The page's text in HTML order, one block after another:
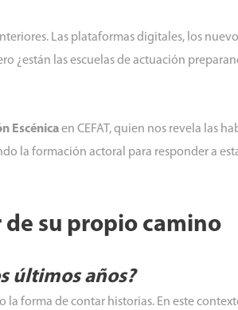
Las plataformas digitales, los
¿están las escuelas de actuación
Escénicaen CEFAT, quien nos revela las
la formación actoral para responder a
su propio camino
últimos años?
forma de contar historias. En este